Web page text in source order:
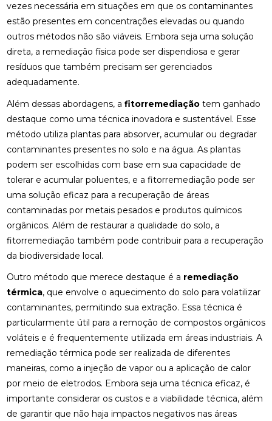
vezes necessária em situações em que os contaminantes
estão presentes em concentrações elevadas ou quando
outros métodos não são viáveis. Embora seja uma solução
direta, a remediação física pode ser dispendiosa e gerar
resíduos que também precisam ser gerenciados
adequadamente.
Além dessas abordagens, a fitorremediaçãotem ganhado
destaque como uma técnica inovadora e sustentável. Esse
método utiliza plantas para absorver, acumular ou degradar
contaminantes presentes no solo e na água. As plantas
podem ser escolhidas com base em sua capacidade de
tolerar e acumular poluentes, e a fitorremediação pode ser
uma solução eficaz para a recuperação de áreas
contaminadas por metais pesados e produtos químicos
orgânicos. Além de restaurar a qualidade do solo, a
fitorremediação também pode contribuir para a recuperação
da biodiversidade local.
Outro método que merece destaque é a remediação
térmica, que envolve o aquecimento do solo para volatilizar
contaminantes, permitindo sua extração. Essa técnica é
particularmente útil para a remoção de compostos orgânicos
voláteis e é frequentemente utilizada em áreas industriais. A
remediação térmica pode ser realizada de diferentes
maneiras, como a injeção de vapor ou a aplicação de calor
por meio de eletrodos. Embora seja uma técnica eficaz, é
importante considerar os custos e a viabilidade técnica, além
de garantir que não haja impactos negativos nas áreas